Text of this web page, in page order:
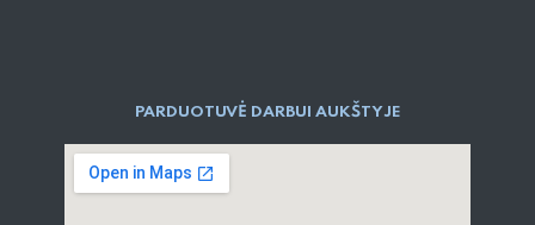
PARDUOTUVĖ DARBUI AUKŠTYJE